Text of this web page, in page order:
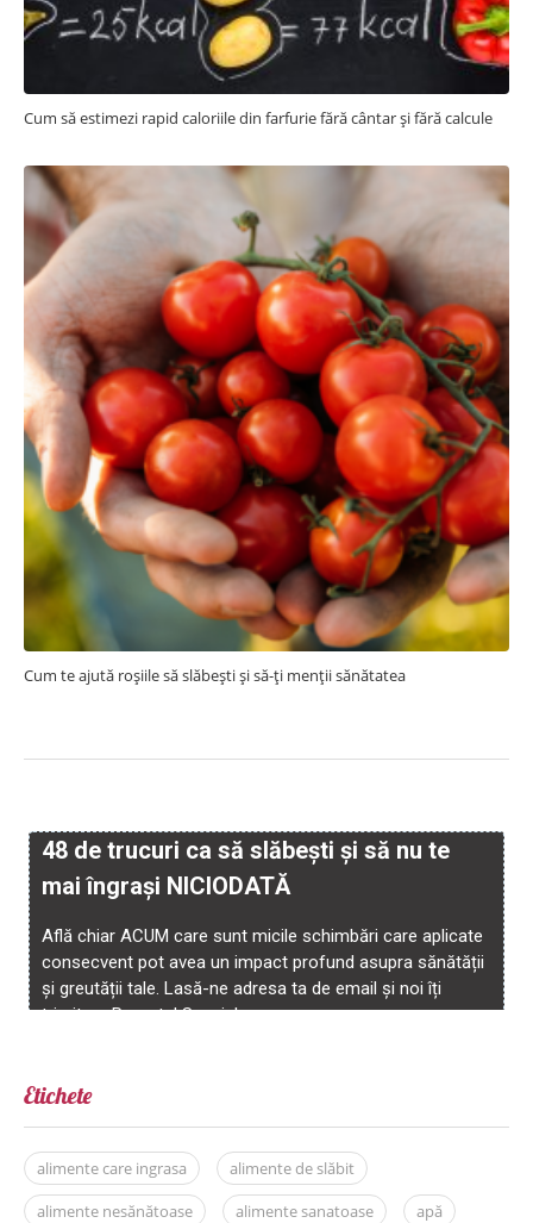
Cum să estimezi rapid caloriile din farfurie fără cântar și fără calcule
Cum te ajută roșiile să slăbești și să-ți menții sănătatea
Etichete
alimente care ingrasa
alimente de slăbit
alimente nesănătoase
alimente sanatoase
apă